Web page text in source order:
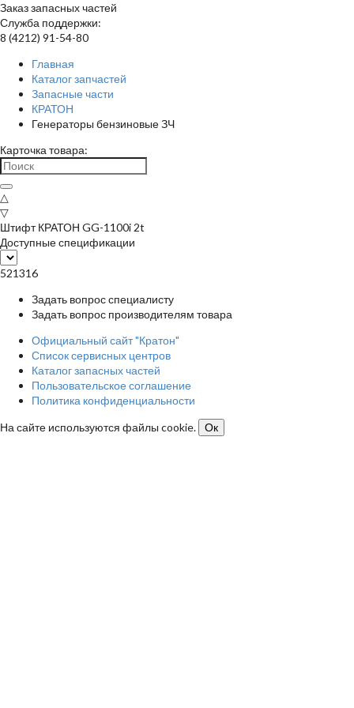
Заказ запасных частей
Служба поддержки:
8 (4212) 91-54-80
Главная
Каталог запчастей
Запасные части
КРАТОН
Генераторы бензиновые ЗЧ
Карточка товара:
△
▽
Штифт КРАТОН GG-1100i 2t
Доступные спецификации
521316
Задать вопрос специалисту
Задать вопрос производителям товара
Официальный сайт "Кратон"
Список сервисных центров
Каталог запасных частей
Пользовательское соглашение
Политика конфиденциальности
На сайте используются файлы cookie.
Ок